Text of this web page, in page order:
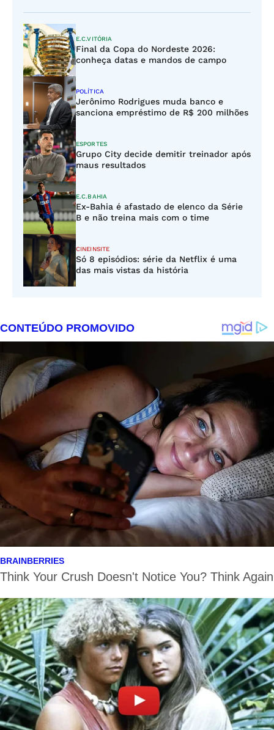
E.C.VITÓRIA
Final da Copa do Nordeste 2026:
conheça datas e mandos de campo
POLÍTICA
Jerônimo Rodrigues muda banco e
sanciona empréstimo de R$ 200 milhões
ESPORTES
Grupo City decide demitir treinador após
maus resultados
E.C.BAHIA
Ex-Bahia é afastado de elenco da Série
B e não treina mais com o time
CINEINSITE
Só 8 episódios: série da Netflix é uma
das mais vistas da história